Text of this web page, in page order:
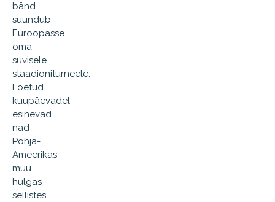
bänd
suundub
Euroopasse
oma
suvisele
staadioniturneele.
Loetud
kuupäevadel
esinevad
nad
Põhja-
Ameerikas
muu
hulgas
sellistes